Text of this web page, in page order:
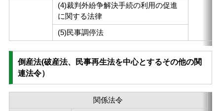
(4)裁判外紛争解決手続の利用の促進
に関する法律
(5)民事調停法
倒産法(破産法、民事再生法を中心とするその他の関
連法令）
関係法令